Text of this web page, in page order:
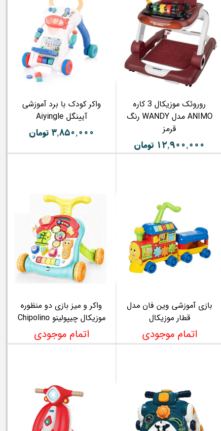
روروئک موزیکال 3 کاره
ANIMO مدل WANDY رنگ
قرمز
۱۲,۹۰۰,۰۰۰ تومان
واکر کودک با برد آموزشی
آیینگل Aiyingle
۳,۸۵۰,۰۰۰ تومان
بازی آموزشی وین فان مدل
قطار موزیکال
اتمام موجودی
واکر و میز بازی دو منظوره
موزیکال چیپولینو Chipolino
اتمام موجودی